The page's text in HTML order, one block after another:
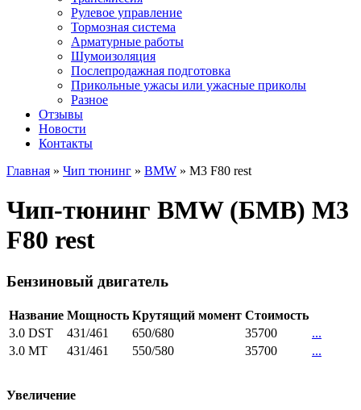
Рулевое управление
Тормозная система
Арматурные работы
Шумоизоляция
Послепродажная подготовка
Прикольные ужасы или ужасные приколы
Разное
Отзывы
Новости
Контакты
Главная » Чип тюнинг » BMW » M3 F80 rest
Чип-тюнинг BMW (БМВ) M3
F80 rest
Бензиновый двигатель
Название Мощность Крутящий момент Стоимость
3.0 DST
431/461 650/680 35700
...
3.0 MT
431/461 550/580 35700 ...
Увеличение